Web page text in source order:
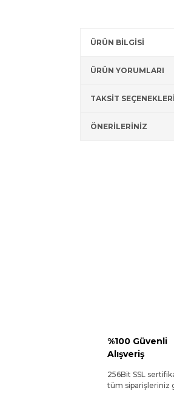
ÜRÜN BİLGİSİ
ÜRÜN YORUMLARI
TAKSİT SEÇENEKLERİ
ÖNERİLERİNİZ
%100 Güvenli
Alışveriş
256Bit SSL
tüm siparişleriniz